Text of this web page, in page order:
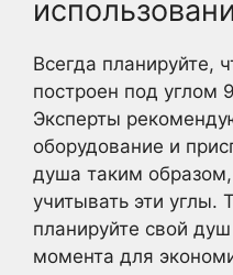
Всегда планируйте,
построен под углом
Эксперты
оборудование и
душа таким
учитывать эти углы.
планируйте свой
момента для